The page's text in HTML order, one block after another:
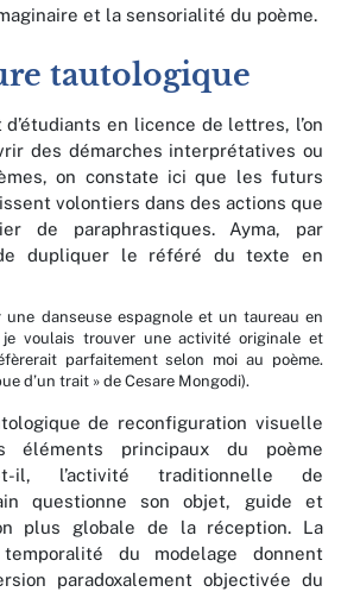
et la sensorialité du poème.
tautologique
en licence de lettres, l’on
des démarches interprétatives ou
on constate ici que les futurs
volontiers dans des actions que
de paraphrastiques. Ayma, par
dupliquer le référé du texte en
une danseuse espagnole et un taureau en
voulais trouver une activité originale et
parfaitement selon moi au poème.
d’un trait » de Cesare Mongodi).
de reconfiguration visuelle
éléments principaux du poème
t-il, l’activité traditionnelle de
questionne son objet, guide et
plus globale de la réception. La
du modelage donnent
paradoxalement objectivée du